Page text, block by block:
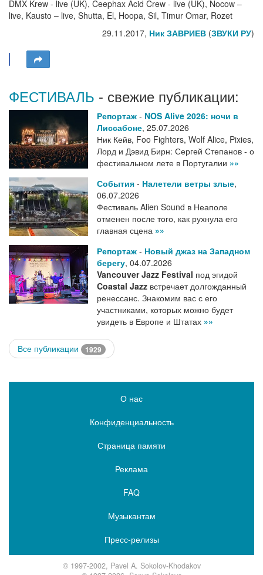
DMX Krew - live (UK), Ceephax Acid Crew - live (UK), Nocow –
live, Kausto – live, Shutta, El, Hoopa, Sil, Timur Omar, Rozet
29.11.2017, Ник ЗАВРИЕВ (ЗВУКИ РУ)
ФЕСТИВАЛЬ - свежие публикации:
Репортаж - NOS Alive 2026: ночи в
Лиссабоне, 25.07.2026
Ник Кейв, Foo Fighters, Wolf Alice, Pixies,
Лорд и Дэвид Бирн: Сергей Степанов - о
фестивальном лете в Португалии »»
События - Налетели ветры злые,
06.07.2026
Фестиваль Alien Sound в Неаполе
отменен после того, как рухнула его
главная сцена »»
Репортаж - Новый джаз на Западном
берегу, 04.07.2026
Vancouver Jazz Festival под эгидой
Coastal Jazz встречает долгожданный
ренессанс. Знакомим вас с его
участниками, которых можно будет
увидеть в Европе и Штатах »»
Все публикации 1929
О нас
Конфиденциальность
Страница памяти
Реклама
FAQ
Музыкантам
Пресс-релизы
© 1997-2002, Pavel A. Sokolov-Khodakov